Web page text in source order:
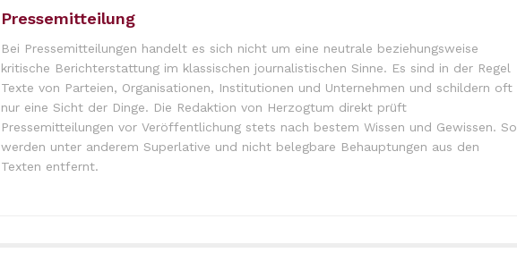
Pressemitteilung
Bei Pressemitteilungen handelt es sich nicht um eine neutrale beziehungsweise
kritische Berichterstattung im klassischen journalistischen Sinne. Es sind in der Regel
Texte von Parteien, Organisationen, Institutionen und Unternehmen und schildern oft
nur eine Sicht der Dinge. Die Redaktion von Herzogtum direkt prüft
Pressemitteilungen vor Veröffentlichung stets nach bestem Wissen und Gewissen. So
werden unter anderem Superlative und nicht belegbare Behauptungen aus den
Texten entfernt.